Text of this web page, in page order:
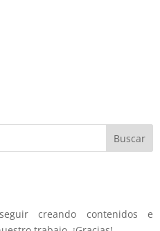
creando contenidos e